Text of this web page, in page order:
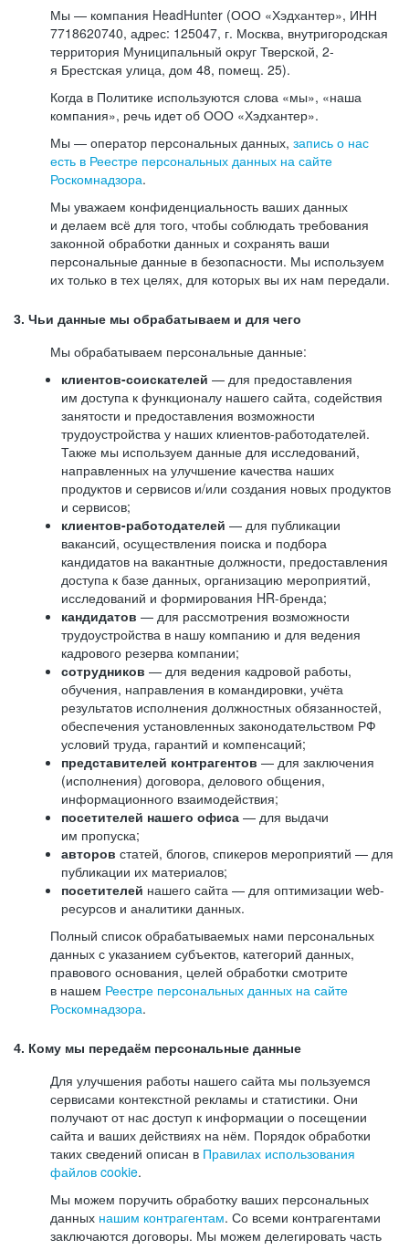
Мы — компания HeadHunter (ООО «Хэдхантер», ИНН
7718620740, адрес: 125047, г. Москва, внутригородская
территория Муниципальный округ Тверской, 2-
я Брестская улица, дом 48, помещ. 25).
Когда в Политике используются слова «мы», «наша
компания», речь идет об ООО «Хэдхантер».
Мы — оператор персональных данных, запись о нас
есть в Реестре персональных данных на сайте
Роскомнадзора.
Мы уважаем конфиденциальность ваших данных
и делаем всё для того, чтобы соблюдать требования
законной обработки данных и сохранять ваши
персональные данные в безопасности. Мы используем
их только в тех целях, для которых вы их нам передали.
3. Чьи данные мы обрабатываем и для чего
Мы обрабатываем персональные данные:
клиентов-соискателей — для предоставления
им доступа к функционалу нашего сайта, содействия
занятости и предоставления возможности
трудоустройства у наших клиентов-работодателей.
Также мы используем данные для исследований,
направленных на улучшение качества наших
продуктов и сервисов и/или создания новых продуктов
и сервисов;
клиентов-работодателей — для публикации
вакансий, осуществления поиска и подбора
кандидатов на вакантные должности, предоставления
доступа к базе данных, организацию мероприятий,
исследований и формирования HR-бренда;
кандидатов — для рассмотрения возможности
трудоустройства в нашу компанию и для ведения
кадрового резерва компании;
сотрудников — для ведения кадровой работы,
обучения, направления в командировки, учёта
результатов исполнения должностных обязанностей,
обеспечения установленных законодательством РФ
условий труда, гарантий и компенсаций;
представителей контрагентов — для заключения
(исполнения) договора, делового общения,
информационного взаимодействия;
посетителей нашего офиса — для выдачи
им пропуска;
авторов статей, блогов, спикеров мероприятий — для
публикации их материалов;
посетителей нашего сайта — для оптимизации web-
ресурсов и аналитики данных.
Полный список обрабатываемых нами персональных
данных с указанием субъектов, категорий данных,
правового основания, целей обработки смотрите
в нашем Реестре персональных данных на сайте
Роскомнадзора.
4. Кому мы передаём персональные данные
Для улучшения работы нашего сайта мы пользуемся
сервисами контекстной рекламы и статистики. Они
получают от нас доступ к информации о посещении
сайта и ваших действиях на нём. Порядок обработки
таких сведений описан в Правилах использования
файлов cookie.
Мы можем поручить обработку ваших персональных
данных нашим контрагентам. Со всеми контрагентами
заключаются договоры. Мы можем делегировать часть